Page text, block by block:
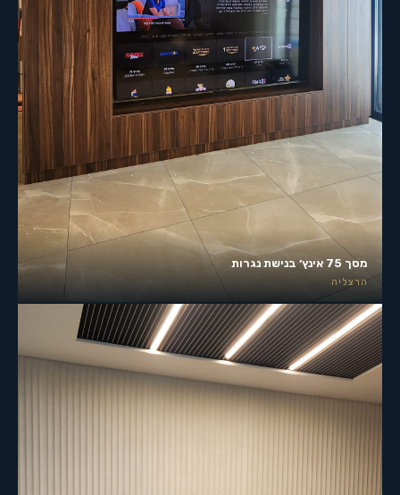
מסך 75 אינץ׳ בנישת נגרות
הרצליה